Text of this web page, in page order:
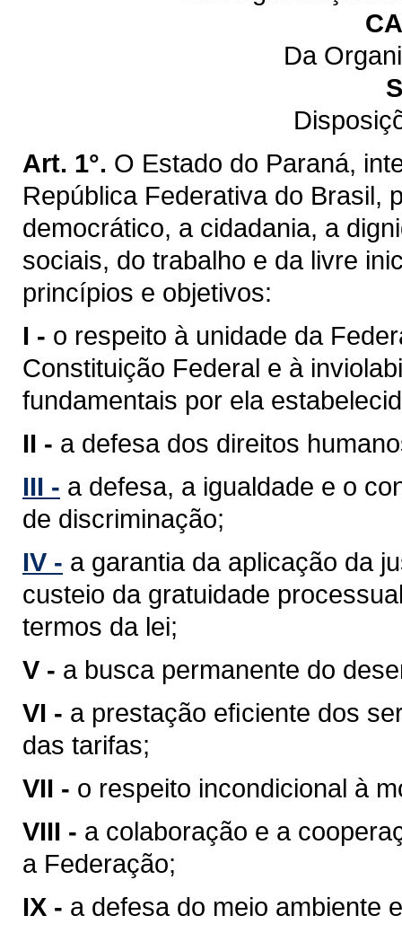
Da
Art. 1°. O Estado do Paraná,
República Federativa do Brasil,
democrático, a cidadania, a
sociais, do trabalho e da livre
princípios e objetivos:
I - o respeito à unidade da
Constituição Federal e à
fundamentais por ela
II - a defesa dos direitos
III - a defesa, a igualdade e o
de discriminação;
IV - a garantia da aplicação da
custeio da gratuidade
termos da lei;
V - a busca permanente do
VI - a prestação eﬁciente dos
das tarifas;
VII - o respeito incondicional à
VIII - a colaboração e a
a Federação;
IX - a defesa do meio ambiente